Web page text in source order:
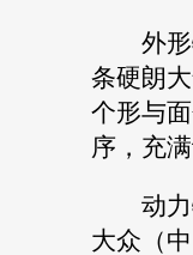
外形
条硬朗
个形与
序，充
动力
大众 （